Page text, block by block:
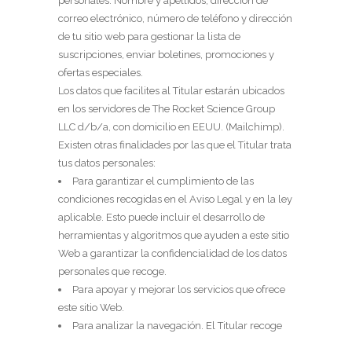
correo electrónico, número de teléfono y dirección
de tu sitio web para gestionar la lista de
suscripciones, enviar boletines, promociones y
ofertas especiales.
Los datos que facilites al Titular estarán ubicados
en los servidores de The Rocket Science Group
LLC d/b/a, con domicilio en EEUU. (Mailchimp).
Existen otras finalidades por las que el Titular trata
tus datos personales:
Para garantizar el cumplimiento de las
condiciones recogidas en el Aviso Legal y en la ley
aplicable. Esto puede incluir el desarrollo de
herramientas y algoritmos que ayuden a este sitio
Web a garantizar la confidencialidad de los datos
personales que recoge.
Para apoyar y mejorar los servicios que ofrece
este sitio Web.
Para analizar la navegación. El Titular recoge